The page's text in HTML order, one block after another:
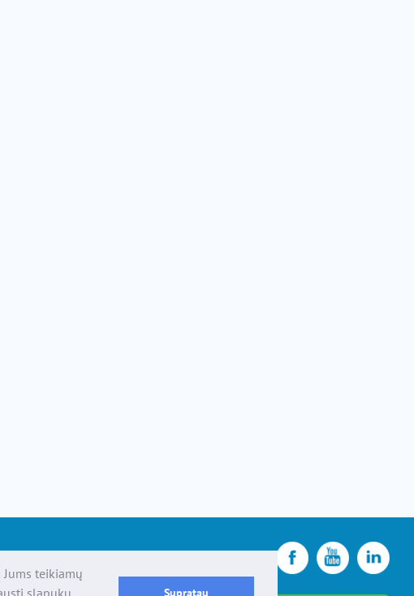
teikiamų
slapukų Supratau